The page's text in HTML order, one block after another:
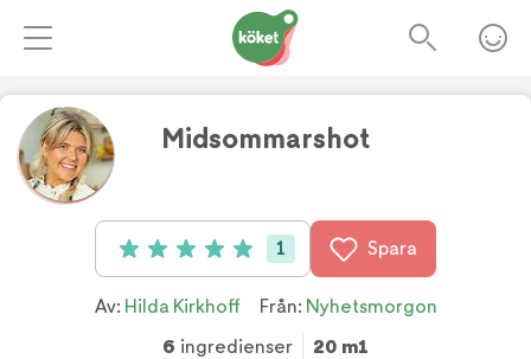
Midsommarshot
Betyg: 5 av 5 (1 röster)
1 Spara
Av: Hilda Kirkhoff Från: Nyhetsmorgon
6 ingredienser 20 m1